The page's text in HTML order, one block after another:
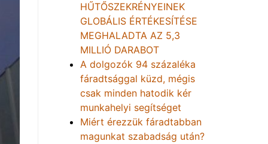
HŰTŐSZEKRÉNYEINEK
GLOBÁLIS ÉRTÉKESÍTÉSE
MEGHALADTA AZ 5,3
MILLIÓ DARABOT
A dolgozók 94 százaléka
fáradtsággal küzd, mégis
csak minden hatodik kér
munkahelyi segítséget
Miért érezzük fáradtabban
magunkat szabadság után?